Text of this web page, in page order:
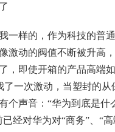
一样的，作为科技的普
激动的阀值不断被升高
，即使开箱的产品高端
了一次激动，当塑封的从
个声音：“华为到底是什
经对华为对“商务”、“